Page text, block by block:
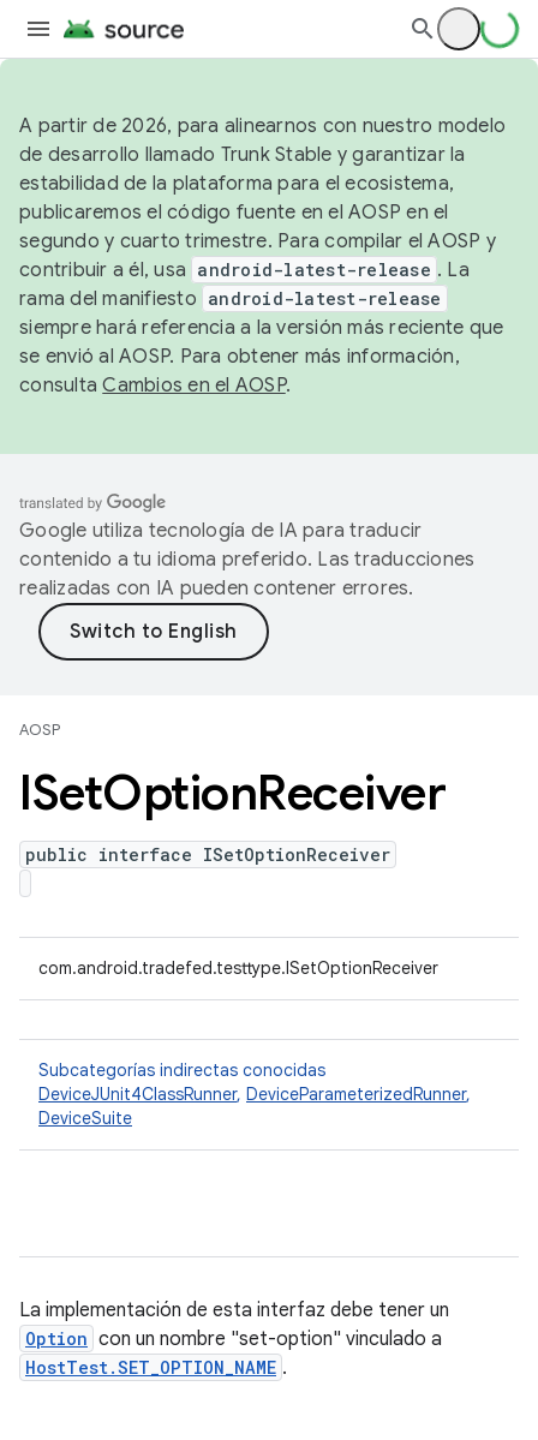
A partir de 2026, para alinearnos con nuestro modelo
de desarrollo llamado Trunk Stable y garantizar la
estabilidad de la plataforma para el ecosistema,
publicaremos el código fuente en el AOSP en el
segundo y cuarto trimestre. Para compilar el AOSP y
contribuir a él, usa android-latest-release . La
rama del manifiesto android-latest-release
siempre hará referencia a la versión más reciente que
se envió al AOSP. Para obtener más información,
consultaCambios en el AOSP.
Google utiliza tecnología de IA para traducir
contenido a tu idioma preferido. Las traducciones
realizadas con IA pueden contener errores.
AOSP
ISetOptionReceiver
public interface ISetOptionReceiver
com.android.tradefed.testtype.ISetOptionReceiver
Subcategorías indirectas conocidas
DeviceJUnit4ClassRunner, DeviceParameterizedRunner,
DeviceSuite
La implementación de esta interfaz debe tener un
Option con un nombre "set-option" vinculado a
HostTest.SET_OPTION_NAME .